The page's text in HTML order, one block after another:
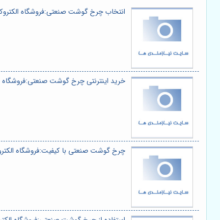
انتخاب چرخ گوشت صنعتی:فروشگاه
خرید اینترنتی چرخ گوشت صنعتی:فروشگاه
چرخ گوشت صنعتی با کیفیت:فروشگاه